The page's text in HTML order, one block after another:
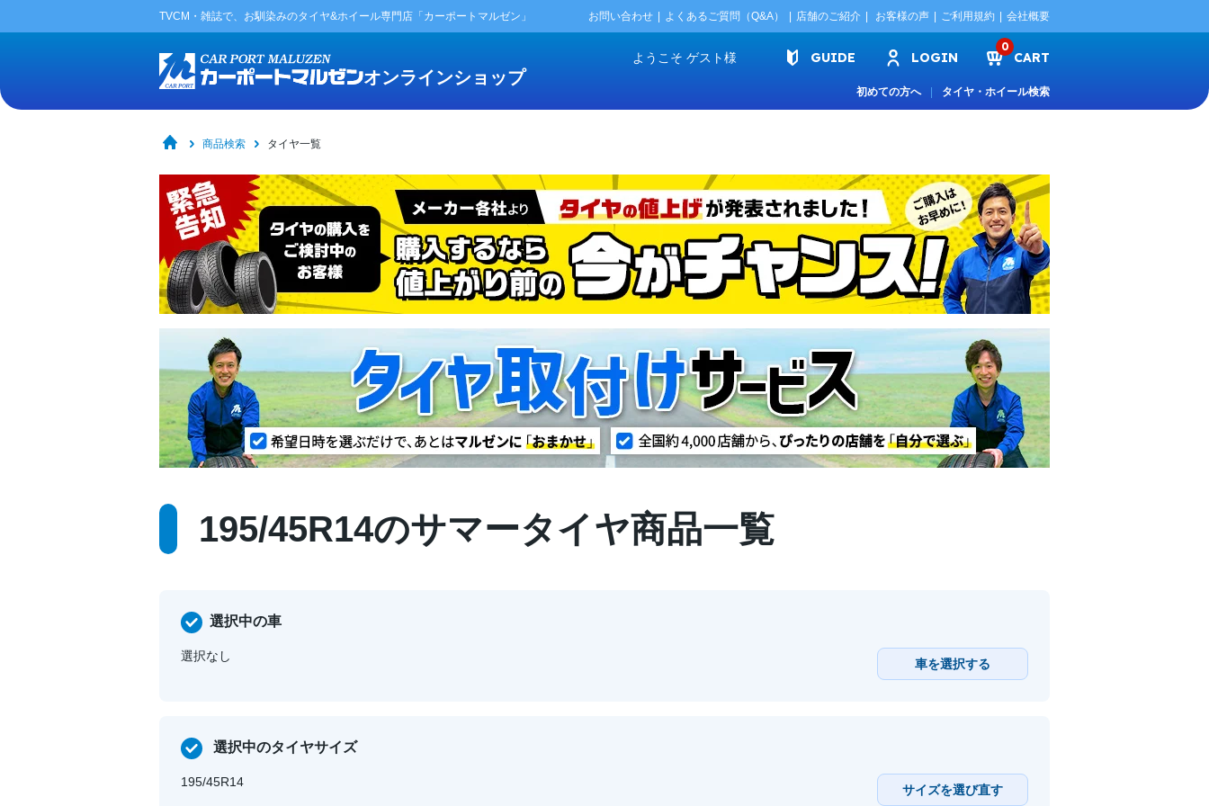
TVCM・雑誌で、お馴染みのタイヤ&ホイール専門店「カーポートマルゼン」 お問い合わせ よくあるご質問（Q&A） 店舗のご紹介 お客様の声 ご利用規約 会社概要
オンラインショップ
ようこそ ゲスト様 GUIDE LOGIN
0
CART
初めての方へ タイヤ・ホイール検索
商品検索 タイヤ一覧
195/45R14のサマータイヤ商品一覧
選択中の車
選択なし
車を選択する
選択中のタイヤサイズ
195/45R14
サイズを選び直す